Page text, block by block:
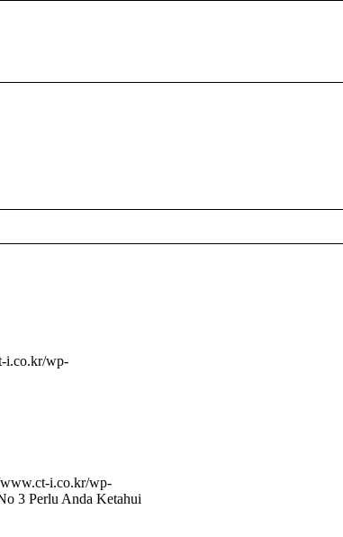
i.co.kr/wp-
i.co.kr/wp-
3 Perlu Anda Ketahui